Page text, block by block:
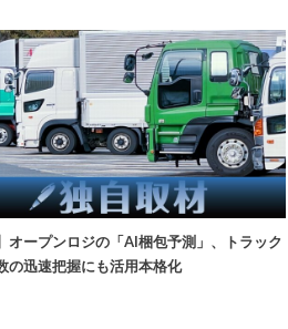
オープンロジの「AI梱包予測」、トラック
の迅速把握にも活用本格化